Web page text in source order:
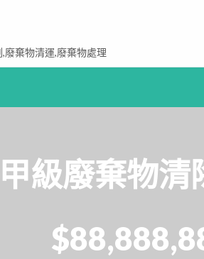
廢棄物清運,廢棄物處理
級廢棄物